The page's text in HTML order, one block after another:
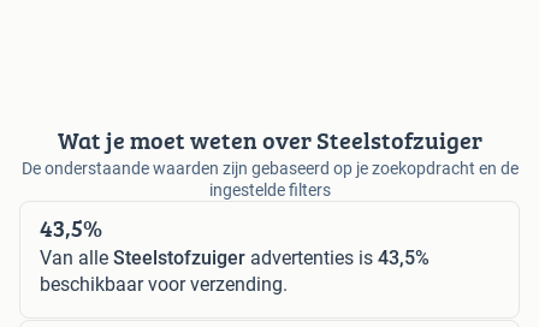
Wat je moet weten over Steelstofzuiger
De onderstaande waarden zijn gebaseerd op je zoekopdracht en de
ingestelde filters
43,5%
Van alle Steelstofzuiger advertenties is 43,5%
beschikbaar voor verzending.